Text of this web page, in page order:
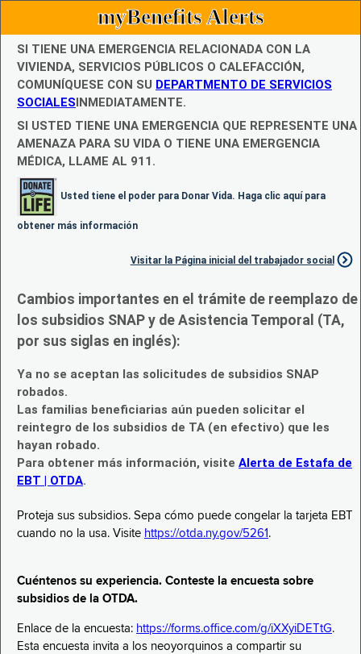
myBenefits Alerts
SI TIENE UNA EMERGENCIA RELACIONADA CON LA
VIVIENDA, SERVICIOS PÚBLICOS O CALEFACCIÓN,
COMUNÍQUESE CON SU DEPARTMENTO DE SERVICIOS
SOCIALESINMEDIATAMENTE.
SI USTED TIENE UNA EMERGENCIA QUE REPRESENTE UNA
AMENAZA PARA SU VIDA O TIENE UNA EMERGENCIA
MÉDICA, LLAME AL 911.
Usted tiene el poder para Donar Vida. Haga clic aquí para
obtener más información
Visitar la Página inicial del trabajador social
Cambios importantes en el trámite de reemplazo de
los subsidios SNAP y de Asistencia Temporal (TA,
por sus siglas en inglés):
Ya no se aceptan las solicitudes de subsidios SNAP
robados.
Las familias beneficiarias aún pueden solicitar el
reintegro de los subsidios de TA (en efectivo) que les
hayan robado.
Para obtener más información, visite Alerta de Estafa de
EBT | OTDA.
Proteja sus subsidios. Sepa cómo puede congelar la tarjeta EBT
cuando no la usa. Visite https://otda.ny.gov/5261 .
Cuéntenos su experiencia. Conteste la encuesta sobre
subsidios de la OTDA.
Enlace de la encuesta: https://forms.office.com/g/iXXyiDETtG.
Esta encuesta invita a los neoyorquinos a compartir su